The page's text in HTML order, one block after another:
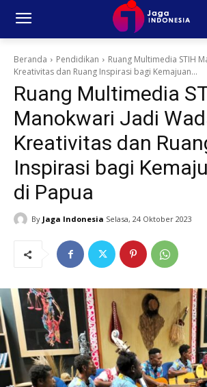
Beranda Pendidikan
Ruang Multimedia STIH
Kreativitas dan Ruang Inspirasi bagi Kemajuan...
Ruang Multimedia
Manokwari Jadi
Kreativitas dan
Inspirasi bagi
di Papua
By Jaga Indonesia Selasa, 24 Oktober 2023